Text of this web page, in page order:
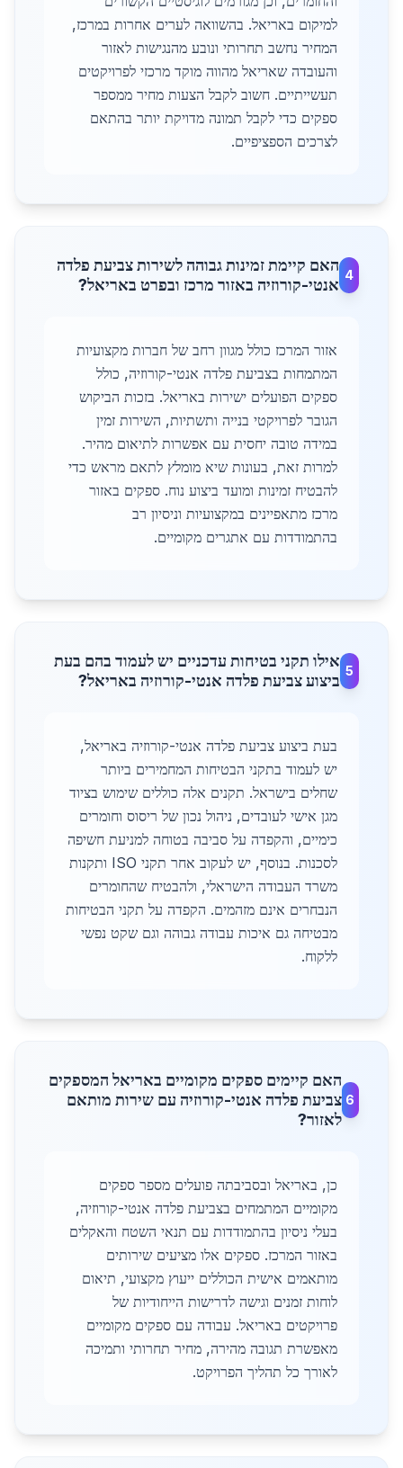
למיקום באריאל. בהשוואה לערים אחרות במרכז,
המחיר נחשב תחרותי ונובע מהנגישות לאזור
והעובדה שאריאל מהווה מוקד מרכזי לפרויקטים
תעשייתיים. חשוב לקבל הצעות מחיר ממספר
ספקים כדי לקבל תמונה מדויקת יותר בהתאם
לצרכים הספציפיים.
4
האם קיימת זמינות גבוהה לשירות צביעת פלדה
אנטי-קורוזיה באזור מרכז ובפרט באריאל?
אזור המרכז כולל מגוון רחב של חברות מקצועיות
המתמחות בצביעת פלדה אנטי-קורוזיה, כולל
ספקים הפועלים ישירות באריאל. בזכות הביקוש
הגובר לפרויקטי בנייה ותשתיות, השירות זמין
במידה טובה יחסית עם אפשרות לתיאום מהיר.
למרות זאת, בעונות שיא מומלץ לתאם מראש כדי
להבטיח זמינות ומועד ביצוע נוח. ספקים באזור
מרכז מתאפיינים במקצועיות וניסיון רב
בהתמודדות עם אתגרים מקומיים.
5
אילו תקני בטיחות עדכניים יש לעמוד בהם בעת
ביצוע צביעת פלדה אנטי-קורוזיה באריאל?
בעת ביצוע צביעת פלדה אנטי-קורוזיה באריאל,
יש לעמוד בתקני הבטיחות המחמירים ביותר
שחלים בישראל. תקנים אלה כוללים שימוש בציוד
מגן אישי לעובדים, ניהול נכון של ריסוס וחומרים
כימיים, והקפדה על סביבה בטוחה למניעת חשיפה
לסכנות. בנוסף, יש לעקוב אחר תקני ISO ותקנות
משרד העבודה הישראלי, ולהבטיח שהחומרים
הנבחרים אינם מזהמים. הקפדה על תקני הבטיחות
מבטיחה גם איכות עבודה גבוהה וגם שקט נפשי
ללקוח.
6
האם קיימים ספקים מקומיים באריאל המספקים
צביעת פלדה אנטי-קורוזיה עם שירות מותאם
לאזור?
כן, באריאל ובסביבתה פועלים מספר ספקים
מקומיים המתמחים בצביעת פלדה אנטי-קורוזיה,
בעלי ניסיון בהתמודדות עם תנאי השטח והאקלים
באזור המרכז. ספקים אלו מציעים שירותים
מותאמים אישית הכוללים ייעוץ מקצועי, תיאום
לוחות זמנים וגישה לדרישות הייחודיות של
פרויקטים באריאל. עבודה עם ספקים מקומיים
מאפשרת תגובה מהירה, מחיר תחרותי ותמיכה
לאורך כל תהליך הפרויקט.